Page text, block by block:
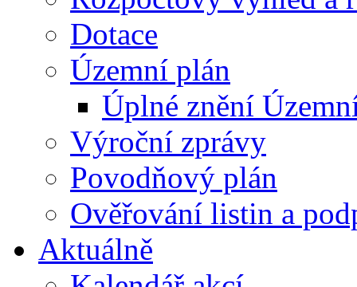
Dotace
Územní plán
Úplné znění
Výroční zprávy
Povodňový plán
Ověřování listin a
Aktuálně